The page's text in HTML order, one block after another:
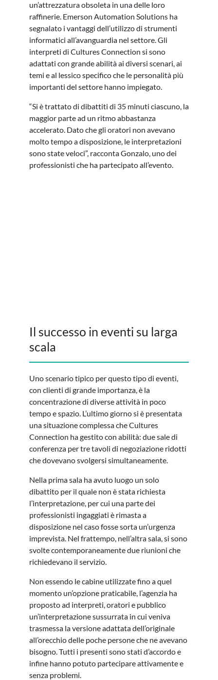
un’attrezzatura obsoleta in una delle loro
raffinerie. Emerson Automation Solutions ha
segnalato i vantaggi dell’utilizzo di strumenti
informatici all’avanguardia nel settore. Gli
interpreti di Cultures Connection si sono
adattati con grande abilità ai diversi scenari, ai
temi e al lessico specifico che le personalità più
importanti del settore hanno impiegato.
“Si è trattato di dibattiti di 35 minuti ciascuno, la
maggior parte ad un ritmo abbastanza
accelerato. Dato che gli oratori non avevano
molto tempo a disposizione, le interpretazioni
sono state veloci”, racconta Gonzalo, uno dei
professionisti che ha partecipato all’evento.
Il successo in eventi su larga
scala
Uno scenario tipico per questo tipo di eventi,
con clienti di grande importanza, è la
concentrazione di diverse attività in poco
tempo e spazio. L’ultimo giorno si è presentata
una situazione complessa che Cultures
Connection ha gestito con abilità: due sale di
conferenza per tre tavoli di negoziazione ridotti
che dovevano svolgersi simultaneamente.
Nella prima sala ha avuto luogo un solo
dibattito per il quale non è stata richiesta
l’interpretazione, per cui una parte dei
professionisti ingaggiati è rimasta a
disposizione nel caso fosse sorta un’urgenza
imprevista. Nel frattempo, nell’altra sala, si sono
svolte contemporaneamente due riunioni che
richiedevano il servizio.
Non essendo le cabine utilizzate fino a quel
momento un’opzione praticabile, l’agenzia ha
proposto ad interpreti, oratori e pubblico
un’interpretazione sussurrata in cui veniva
trasmessa la versione adattata dell’originale
all’orecchio delle poche persone che ne avevano
bisogno. Tutti i presenti sono stati d’accordo e
infine hanno potuto partecipare attivamente e
senza problemi.